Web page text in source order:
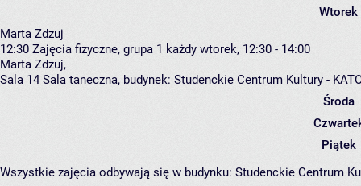
Wtorek
Marta Zdzuj
12:30 Zajęcia fizyczne, grupa 1 każdy wtorek, 12:30 - 14:00
Marta Zdzuj,
Sala 14 Sala taneczna, budynek: Studenckie Centrum Kultury -
Środa
Piątek
Wszystkie zajęcia odbywają się w budynku: Studenckie Centrum